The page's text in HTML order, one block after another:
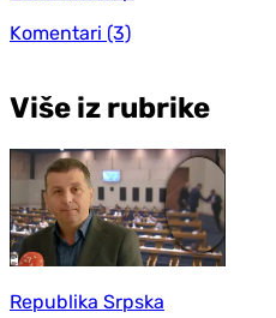
Komentari (3)
Više iz rubrike
Republika Srpska